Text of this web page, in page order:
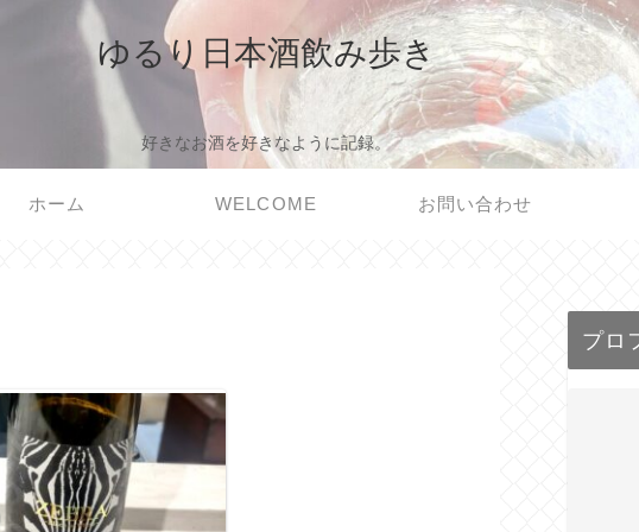
ゆるり日本酒飲み歩き
好きなお酒を好きなように記録。
ホーム WELCOME お問い合わせ
プロ